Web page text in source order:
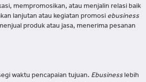
mempromosikan, atau menjalin relasi baik
lanjutan atau kegiatan promosi ebusiness
produk atau jasa, menerima pesanan
waktu pencapaian tujuan. Ebusiness lebih